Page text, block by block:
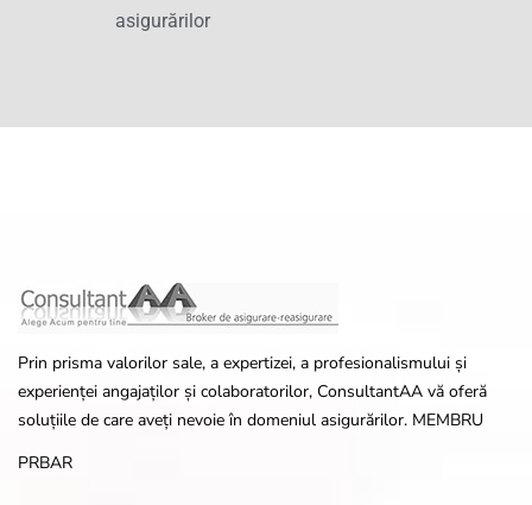
asigurărilor
Prin prisma valorilor sale, a expertizei, a profesionalismului și
experienței angajaților și colaboratorilor, ConsultantAA vă oferă
soluțiile de care aveți nevoie în domeniul asigurărilor. MEMBRU
PRBAR